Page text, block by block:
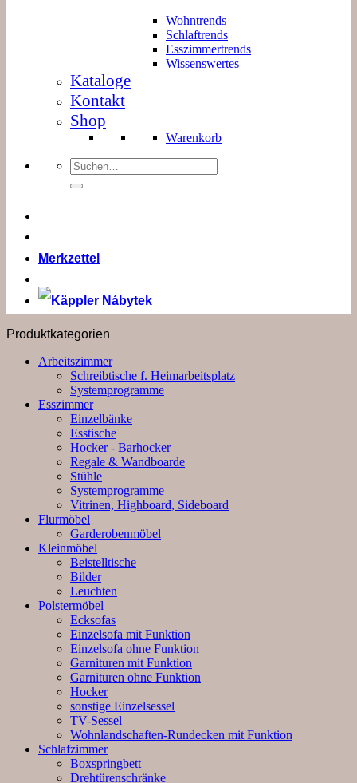
Wohntrends
Schlaftrends
Esszimmertrends
Wissenswertes
Kataloge
Kontakt
Shop
Warenkorb
Suchen
nach:
Merkzettel
Produktkategorien
Arbeitszimmer
Schreibtische f. Heimarbeitsplatz
Systemprogramme
Esszimmer
Einzelbänke
Esstische
Hocker - Barhocker
Regale & Wandboarde
Stühle
Systemprogramme
Vitrinen, Highboard, Sideboard
Flurmöbel
Garderobenmöbel
Kleinmöbel
Beistelltische
Bilder
Leuchten
Polstermöbel
Ecksofas
Einzelsofa mit Funktion
Einzelsofa ohne Funktion
Garnituren mit Funktion
Garnituren ohne Funktion
Hocker
sonstige Einzelsessel
TV-Sessel
Wohnlandschaften-Rundecken mit Funktion
Schlafzimmer
Boxspringbett
Drehtürenschränke